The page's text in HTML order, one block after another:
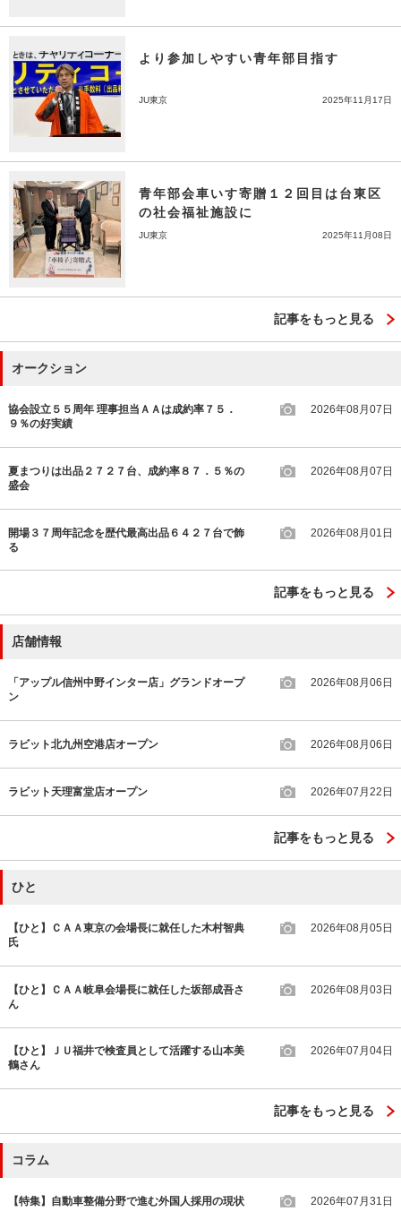
より参加しやすい青年部目指す
JU東京 2025年11月17日
青年部会車いす寄贈１２回目は台東区
の社会福祉施設に
JU東京 2025年11月08日
記事をもっと見る
オークション
協会設立５５周年 理事担当ＡＡは成約率７５．
９％の好実績
2026年08月07日
夏まつりは出品２７２７台、成約率８７．５％の
盛会
2026年08月07日
開場３７周年記念を歴代最高出品６４２７台で飾
る
2026年08月01日
記事をもっと見る
店舗情報
「アップル信州中野インター店」グランドオープ
ン
2026年08月06日
ラビット北九州空港店オープン 2026年08月06日
ラビット天理富堂店オープン 2026年07月22日
記事をもっと見る
ひと
【ひと】ＣＡＡ東京の会場長に就任した木村智典
氏
2026年08月05日
【ひと】ＣＡＡ岐阜会場長に就任した坂部成吾さ
ん
2026年08月03日
【ひと】ＪＵ福井で検査員として活躍する山本美
鶴さん
2026年07月04日
記事をもっと見る
コラム
【特集】自動車整備分野で進む外国人採用の現状 2026年07月31日